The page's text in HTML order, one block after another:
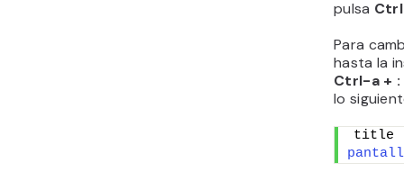
pulsa
Para
hasta la
Ctrl-a + :
lo
title